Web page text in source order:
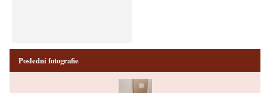
Poslední fotografie